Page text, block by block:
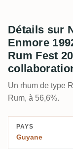
Détails sur
Enmore
Rum Fest
Un rhum de type
Rum, à 56,6%.
PAYS
Guyane